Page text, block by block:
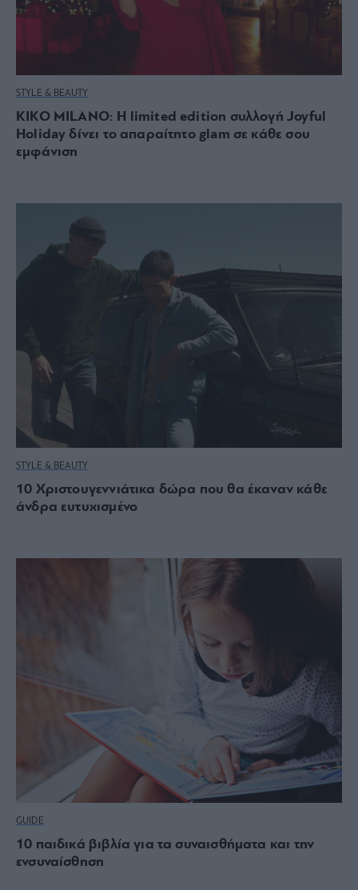
STYLE & BEAUTY
KIKO MILANO: Η limited edition συλλογή Joyful
Holiday δίνει το απαραίτητο glam σε κάθε σου
εμφάνιση
STYLE & BEAUTY
10 Χριστουγεννιάτικα δώρα που θα έκαναν κάθε
άνδρα ευτυχισμένο
GUIDE
10 παιδικά βιβλία για τα συναισθήματα και την
ενσυναίσθηση